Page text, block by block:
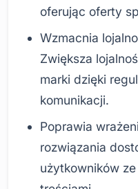
oferując oferty
Wzmacnia
Zwiększa
marki dzięki
komunikacji.
Poprawia
rozwiązania
użytkowników